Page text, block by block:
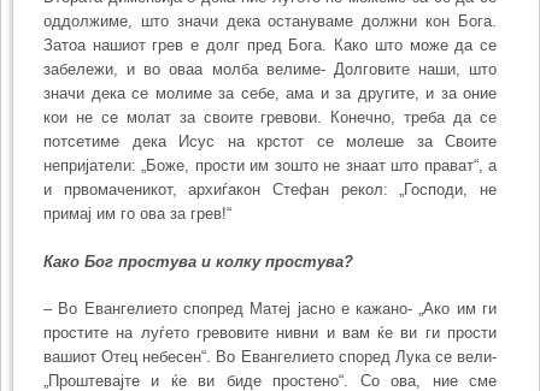
оддолжиме, што значи дека остануваме должни кон Бога.
Затоа нашиот грев е долг пред Бога. Како што може да се
забележи, и во оваа молба велиме- Долговите наши, што
значи дека се молиме за себе, ама и за другите, и за оние
кои не се молат за своите гревови. Конечно, треба да се
потсетиме дека Исус на крстот се молеше за Своите
непријатели: „Боже, прости им зошто не знаат што прават“, а
и првомаченикот, архиѓакон Стефан рекол: „Господи, не
примај им го ова за грев!“
Како Бог простува и колку простува?
– Во Евангелието спопред Матеј јасно е кажано- „Ако им ги
простите на луѓето гревовите нивни и вам ќе ви ги прости
вашиот Отец небесен“. Во Евангелието според Лука се вели-
„Проштевајте и ќе ви биде простено“. Со ова, ние сме